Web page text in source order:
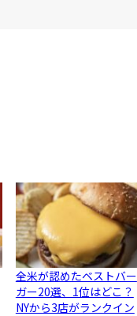
全米が認めたベストバー
ガー20選、1位はどこ？
NYから3店がランクイン